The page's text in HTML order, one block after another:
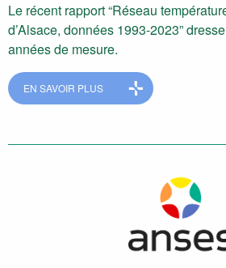
Le récent rapport “Réseau
d’Alsace, données 1993-2023”
années de mesure.
EN SAVOIR PLUS